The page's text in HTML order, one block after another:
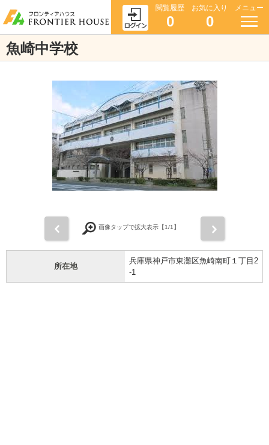
閲覧履歴
0
お気に入り
0
メニュー
魚崎中学校
画像タップで拡大表示【1/1】
所在地
兵庫県神戸市東灘区魚崎南町１丁目2
-1